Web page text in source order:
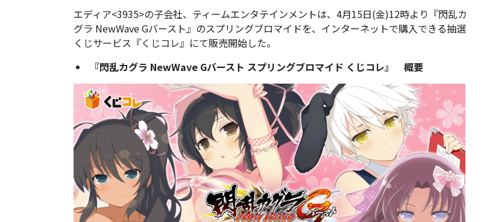
エディア<3935>の子会社、ティームエンタテインメントは、4月15日(金)12時より『閃乱カ
グラ NewWave Gバースト』のスプリングブロマイドを、インターネットで購入できる抽選
くじサービス『くじコレ』にて販売開始した。
『閃乱カグラ NewWave Gバースト スプリングブロマイド くじコレ』 概要